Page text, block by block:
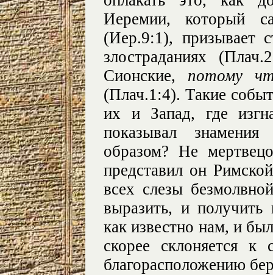
Иеремии, который
(Иер.9:1), призывает
злостраданиях
Сионские, потому
(Плач.1:4). Такие
их и Запад, где
показывал
образом? Не
представил он
всех слезы
выразить, и получить
как известно нам, и
скорее склоняется
благорасположению